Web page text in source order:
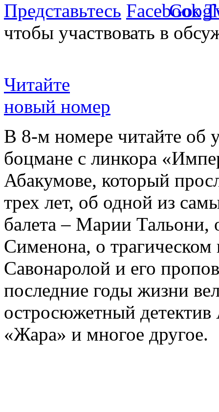
Представьтесь
чтобы участвовать в
Читайте
новый номер
В 8-м номере читайте об
боцмане с линкора
Абакумове, который
трех лет, об одной из
балета – Марии
Сименона, о трагическом
Савонаролой и его
последние годы жизни
остросюжетный детектив
«Жара» и многое другое.